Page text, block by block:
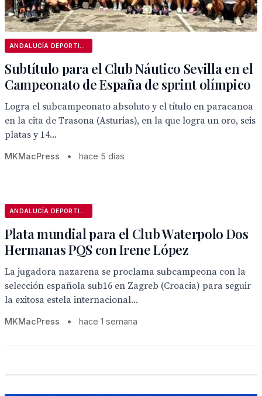
Subtítulo para el Club Náutico Sevilla en el
Campeonato de España de sprint olímpico
Logra el subcampeonato absoluto y el título en paracanoa
en la cita de Trasona (Asturias), en la que logra un oro, seis
platas y 14...
MKMacPress • hace 5 días
Plata mundial para el Club Waterpolo Dos
Hermanas PQS con Irene López
La jugadora nazarena se proclama subcampeona con la
selección española sub16 en Zagreb (Croacia) para seguir
la exitosa estela internacional...
MKMacPress • hace 1 semana